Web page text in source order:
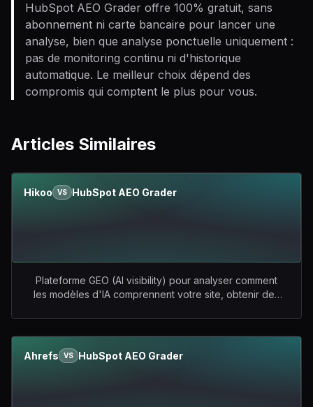
HubSpot AEO Grader offre 100% gratuit, sans
abonnement ni carte bancaire pour lancer une
analyse, bien que analyse ponctuelle uniquement :
pas de monitoring continu ni d'historique
automatique. Le meilleur choix dépend des
compromis qui comptent le plus pour vous.
Articles Similaires
Hikoo VS HubSpot AEO Grader
Plateforme GEO (AI visibility) pour analyser comment
les modèles d'IA comprennent votre site, obtenir des
mentions/citations sur les plateformes d'IA, et se
comparer aux concurrents.vs Outil gratuit signé
HubSpot qui évalue, en une seule analyse, la façon
dont ChatGPT, Perplexity et Gemini perçoivent une
Ahrefs VS HubSpot AEO Grader